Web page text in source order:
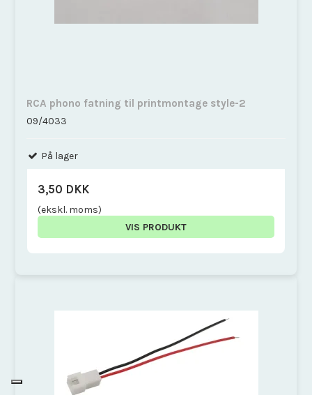
RCA phono fatning til printmontage style-2
09/4033
På lager
3,50 DKK
(ekskl. moms)
VIS PRODUKT